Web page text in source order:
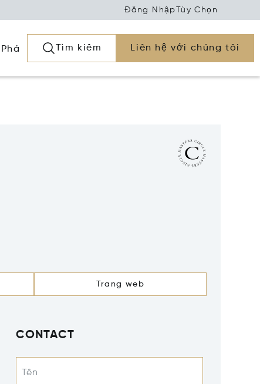
Đăng Nhập Tùy Chọn
Tìm kiếm Liên hệ với chúng tôi
Trang web
CONTACT
Tên